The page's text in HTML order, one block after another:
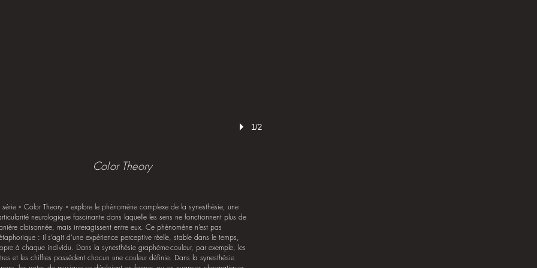
1/2
Color Theory
série « Color Theory » explore le phénomène complexe de la synesthésie, une
neurologique fascinante dans laquelle les sens ne fonctionnent plus de
cloisonnée, mais interagissent entre eux. Ce phénomène n’est pas
: il s’agit d’une expérience perceptive réelle, stable dans le temps,
à chaque individu. Dans la synesthésie graphème-couleur, par exemple, les
et les chiffres possèdent chacun une couleur définie. Dans la synesthésie